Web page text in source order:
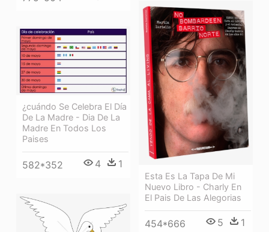
Esta Es La Tapa De Mi
Nuevo Libro - Charly En
El Pais De Las Alegorias
454*666 5 1
¿cuándo Se Celebra El Día
De La Madre - Dia De La
Madre En Todos Los
Paises
582*352 4 1